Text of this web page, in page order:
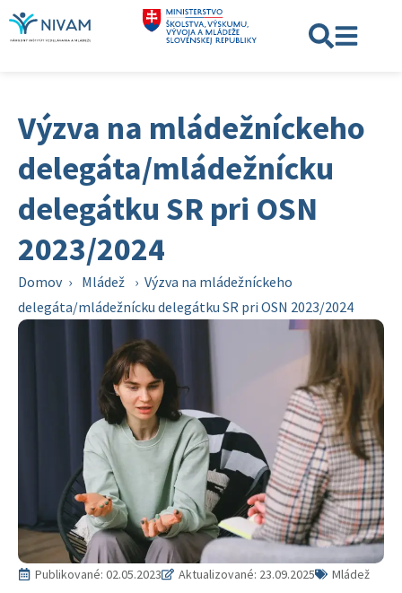
Výzva na mládežníckeho
delegáta/mládežnícku
delegátku SR pri OSN
2023/2024
Domov › Mládež › Výzva na mládežníckeho
delegáta/mládežnícku delegátku SR pri OSN 2023/2024
Publikované: 02.05.2023 Aktualizované: 23.09.2025 Mládež